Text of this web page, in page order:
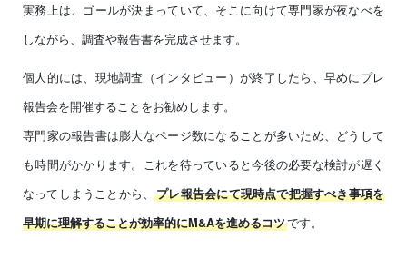
実務上は、ゴールが決まっていて、そこに向けて専門家が夜なべを
しながら、調査や報告書を完成させます。
個人的には、現地調査（インタビュー）が終了したら、早めにプレ
報告会を開催することをお勧めします。
専門家の報告書は膨大なページ数になることが多いため、どうして
も時間がかかります。これを待っていると今後の必要な検討が遅く
なってしまうことから、プレ報告会にて現時点で把握すべき事項を
早期に理解することが効率的にM&Aを進めるコツです。